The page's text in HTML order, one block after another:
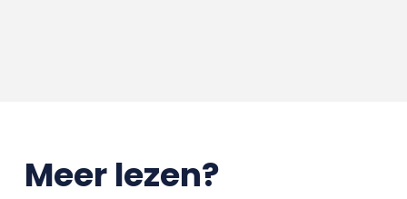
Meer lezen?